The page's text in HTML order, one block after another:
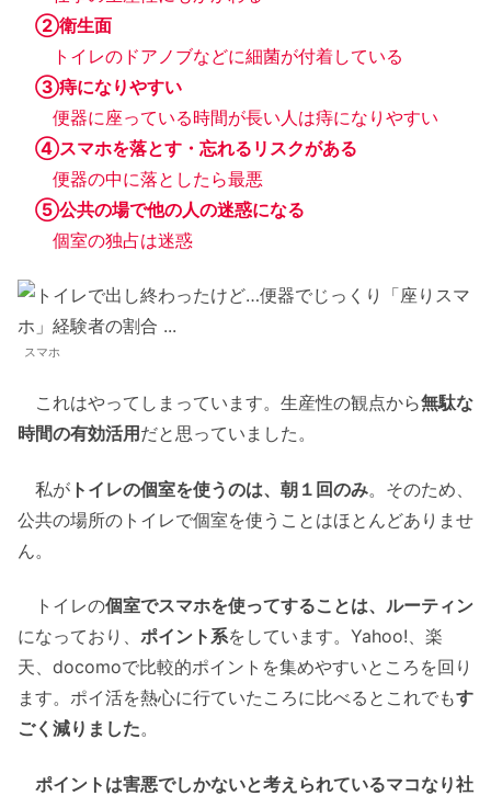
②衛生面
トイレのドアノブなどに細菌が付着している
③痔になりやすい
便器に座っている時間が長い人は痔になりやすい
④スマホを落とす・忘れるリスクがある
便器の中に落としたら最悪
⑤公共の場で他の人の迷惑になる
個室の独占は迷惑
スマホ
これはやってしまっています。生産性の観点から無駄な
時間の有効活用 だと思っていました。
私が トイレの個室を使うのは、朝１回のみ。そのため、
公共の場所のトイレで個室を使うことはほとんどありませ
ん。
トイレの個室でスマホを使ってすることは、ルーティン
になっており、 ポイント系をしています。Yahoo!、楽
天、docomoで比較的ポイントを集めやすいところを回り
ます。ポイ活を熱心に行ていたころに比べるとこれでもす
ごく減りました。
ポイントは害悪でしかないと考えられているマコなり社